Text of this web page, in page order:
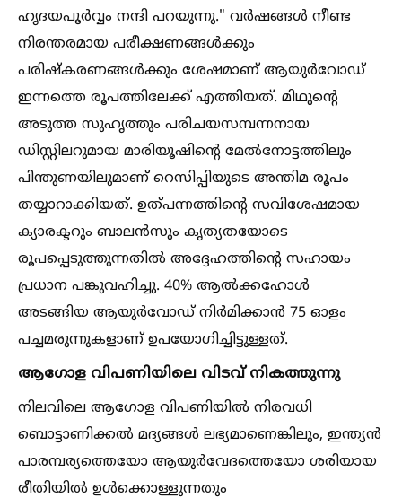
ഹൃദയപൂർവ്വം നന്ദി പറയുന്നു." വർഷങ്ങള്‍ നീണ്ട
നിരന്തരമായ പരീക്ഷണങ്ങള്‍ക്കും
പരിഷ്കരണങ്ങള്‍ക്കും ശേഷമാണ് ആയുർവോഡ്
ഇന്നത്തെ രൂപത്തിലേക്ക് എത്തിയത്. മിഥുന്റെ
അടുത്ത സുഹൃത്തും പരിചയസമ്പന്നനായ
ഡിസ്റ്റിലറുമായ മാരിയൂഷിന്റെ മേല്‍നോട്ടത്തിലും
പിന്തുണയിലുമാണ് റെസിപ്പിയുടെ അന്തിമ രൂപം
തയ്യാറാക്കിയത്. ഉത്പന്നത്തിന്റെ സവിശേഷമായ
ക്യാരക്ടറും ബാലൻസും കൃത്യതയോടെ
രൂപപ്പെടുത്തുന്നതില്‍ അദ്ദേഹത്തിന്റെ സഹായം
പ്രധാന പങ്കുവഹിച്ചു. 40% ആല്‍ക്കഹോള്‍
അടങ്ങിയ ആയുർവോഡ് നിർമിക്കാൻ 75 ഓളം
പച്ചമരുന്നുകളാണ് ഉപയോഗിച്ചിട്ടുള്ളത്.
ആഗോള വിപണിയിലെ വിടവ് നികത്തുന്നു
നിലവിലെ ആഗോള വിപണിയില്‍ നിരവധി
ബൊട്ടാണിക്കല്‍ മദ്യങ്ങള്‍ ലഭ്യമാണെങ്കിലും, ഇന്ത്യൻ
പാരമ്പര്യത്തെയോ ആയുർവേദത്തെയോ ശരിയായ
രീതിയില്‍ ഉള്‍ക്കൊള്ളുന്നതും